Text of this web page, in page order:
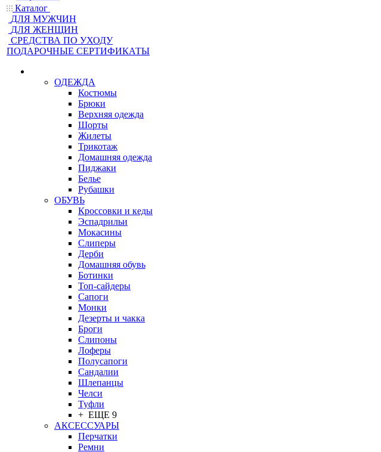
Каталог
ДЛЯ МУЖЧИН
ДЛЯ ЖЕНЩИН
CРЕДСТВА ПО УХОДУ
ПОДАРОЧНЫЕ СЕРТИФИКАТЫ
ОДЕЖДА
Костюмы
Брюки
Верхняя одежда
Шорты
Жилеты
Трикотаж
Домашняя одежда
Пиджаки
Белье
Рубашки
ОБУВЬ
Кроссовки и кеды
Эспадрильи
Мокасины
Слиперы
Дерби
Домашняя обувь
Ботинки
Топ-сайдеры
Сапоги
Монки
Дезерты и чакка
Броги
Слипоны
Лоферы
Полусапоги
Сандалии
Шлепанцы
Челси
Туфли
+ ЕЩЕ 9
АКСЕССУАРЫ
Перчатки
Ремни